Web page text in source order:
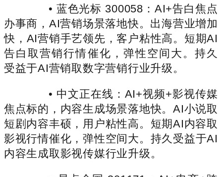
• 蓝色光标 300058：AI+告白焦点
办事商，AI营销场景落地快。出海营业增加
快，AI营销手艺领先，客户粘性高。短期AI
告白取营销行情催化，弹性空间大。持久
受益于AI营销取数字营销行业升级。
• 中文正在线：AI+视频+影视传媒
焦点标的，内容生成场景落地快。AI小说取
短剧内容丰硕，用户粘性高。短期AI内容取
影视行情催化，弹性空间大。持久受益于AI
内容生成取影视传媒行业升级。